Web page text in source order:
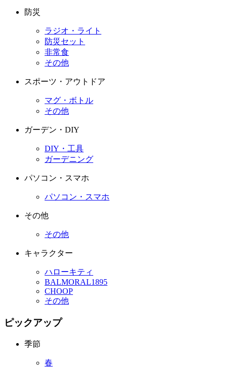
防災
ラジオ・ライト
防災セット
非常食
その他
スポーツ・アウトドア
マグ・ボトル
その他
ガーデン・DIY
DIY・工具
ガーデニング
パソコン・スマホ
パソコン・スマホ
その他
その他
キャラクター
ハローキティ
BALMORAL1895
CHOOP
その他
ピックアップ
季節
春